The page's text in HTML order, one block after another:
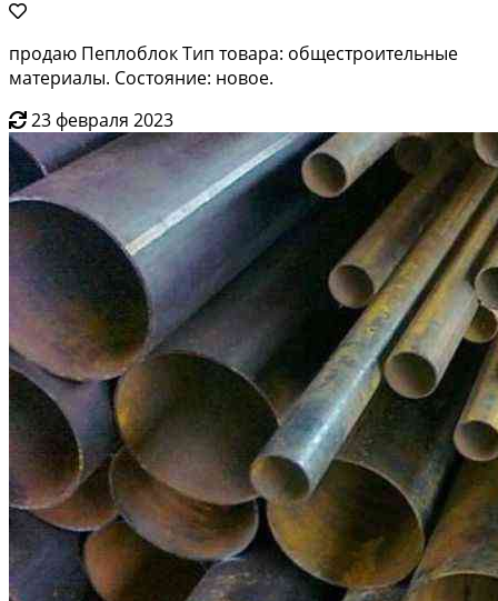
продаю Пеплоблок Тип товара: общестроительные
материалы. Состояние: новое.
23 февраля 2023